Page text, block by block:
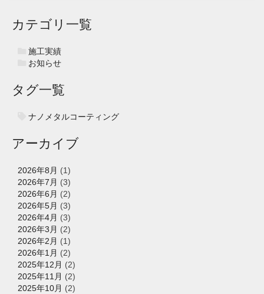
カテゴリ一覧
施工実績
お知らせ
タグ一覧
ナノメタルコーティング
アーカイブ
2026年8月 (1)
2026年7月 (3)
2026年6月 (2)
2026年5月 (3)
2026年4月 (3)
2026年3月 (2)
2026年2月 (1)
2026年1月 (2)
2025年12月 (2)
2025年11月 (2)
2025年10月 (2)